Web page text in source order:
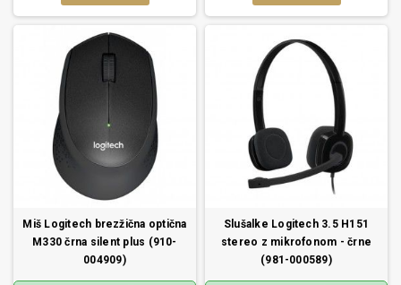
Miš Logitech brezžična optična
M330 črna silent plus (910-
004909)
Slušalke Logitech 3.5 H151
stereo z mikrofonom - črne
(981-000589)